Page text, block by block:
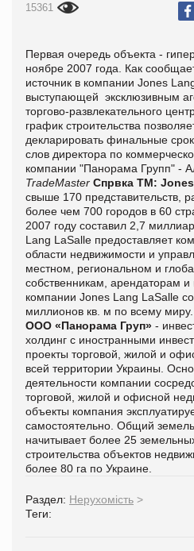
15361
Первая очередь объекта -
ноябре 2007 года. Как
источник в компании Jones
выступающей эксклюзивным
торгово-развлекательного
график строительства
декларировать финальные
слов директора по
компании "Панорама Групп" -
TradeMaster Спрвка ТМ:
свыше 170 представительств,
более чем 700 городов в 60
2007 году составил 2,7
Lang LaSalle предоставляет
области недвижимости и
местном, региональном и
собственникам, арендаторам
компании Jones Lang LaSalle
миллионов кв. м по всему миру.
ООО «Панорама Груп» -
холдинг с иностранными
проекты торговой, жилой и
всей территории Украины.
деятельности компании
торговой, жилой и офисной
объекты компания
самостоятельно. Общий
начитывает более 25
строительства объектов
более 80 га по Украине.
Раздел: Нерухомість >
Теги: